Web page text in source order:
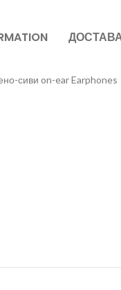
сиви on-ear Earphones